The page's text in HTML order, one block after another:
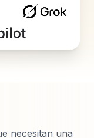
necesitan una